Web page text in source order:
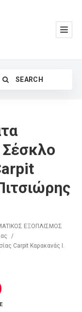
SEARCH
Σέσκλο
ΕΞΟΠΛΙΣΜΟΣ
/
Carpit Καρακανάς Ι.